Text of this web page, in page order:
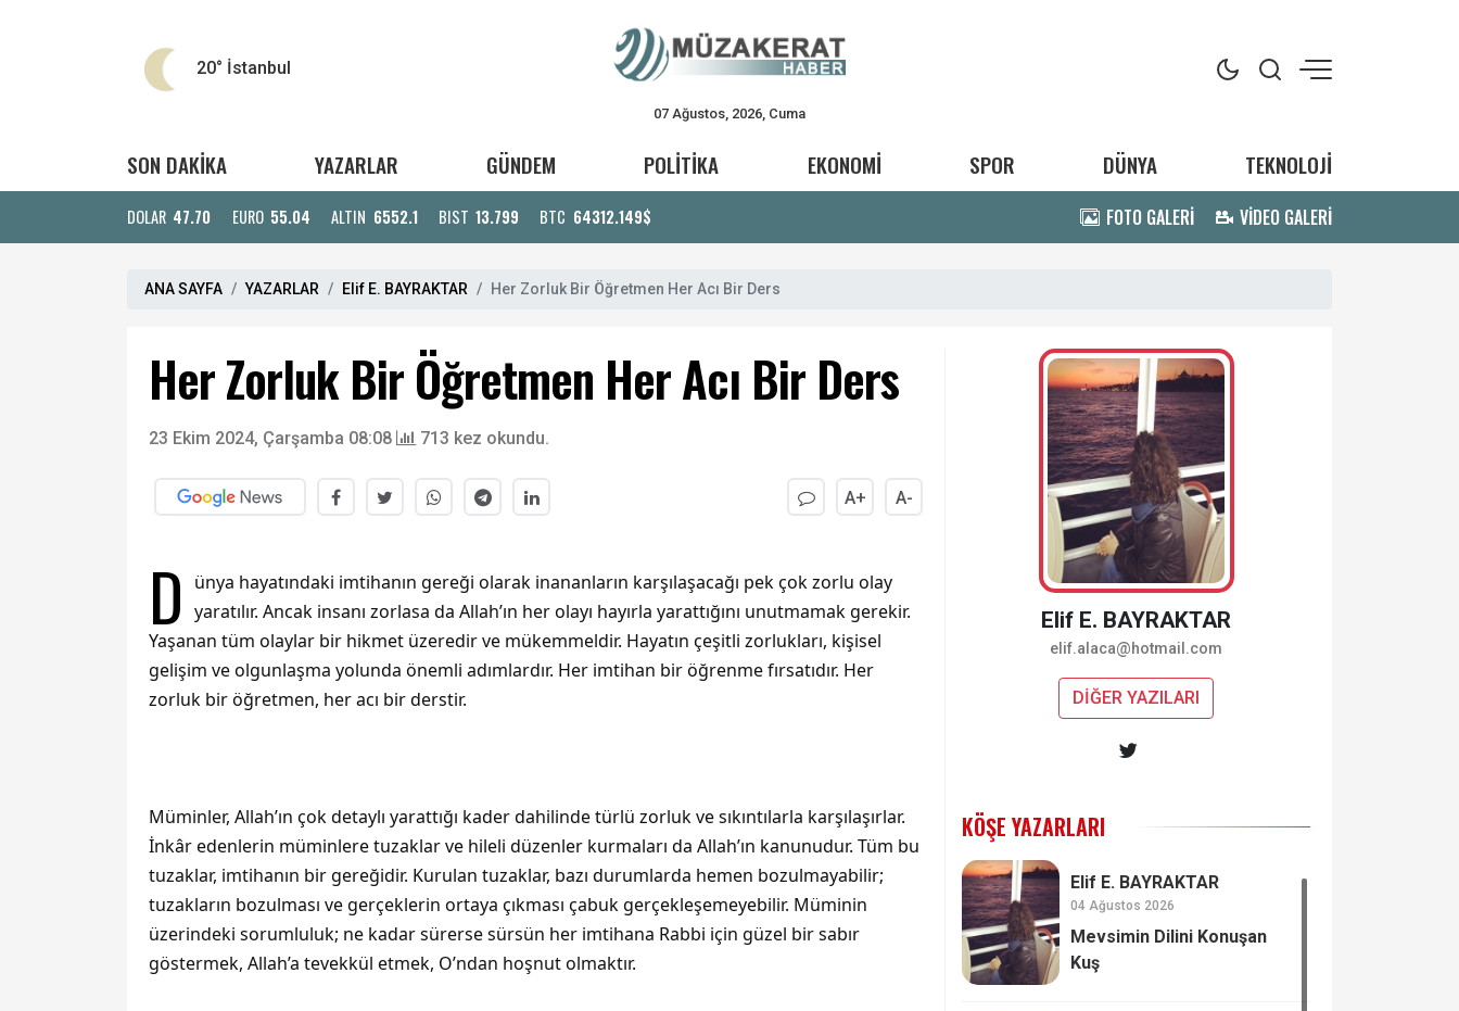
20° İstanbul
07 Ağustos, 2026, Cuma
SON DAKİKA YAZARLAR GÜNDEM POLİTİKA EKONOMİ SPOR DÜNYA TEKNOLOJİ
DOLAR 47.70 EURO 55.04 ALTIN 6552.1 BIST 13.799 BTC 64312.149$ FOTO GALERİ VİDEO GALERİ
ANA SAYFA YAZARLAR Elif E. BAYRAKTAR Her Zorluk Bir Öğretmen Her Acı Bir Ders
Her Zorluk Bir Öğretmen Her Acı Bir Ders
23 Ekim 2024, Çarşamba 08:08 713 kez okundu.
A+ A-
D
ünya hayatındaki imtihanın gereği olarak inananların karşılaşacağı pek çok zorlu olay
yaratılır. Ancak insanı zorlasa da Allah’ın her olayı hayırla yarattığını unutmamak gerekir.
Yaşanan tüm olaylar bir hikmet üzeredir ve mükemmeldir. Hayatın çeşitli zorlukları, kişisel
gelişim ve olgunlaşma yolunda önemli adımlardır. Her imtihan bir öğrenme fırsatıdır. Her
zorluk bir öğretmen, her acı bir derstir.
Müminler, Allah’ın çok detaylı yarattığı kader dahilinde türlü zorluk ve sıkıntılarla karşılaşırlar.
İnkâr edenlerin müminlere tuzaklar ve hileli düzenler kurmaları da Allah’ın kanunudur. Tüm bu
tuzaklar, imtihanın bir gereğidir. Kurulan tuzaklar, bazı durumlarda hemen bozulmayabilir;
tuzakların bozulması ve gerçeklerin ortaya çıkması çabuk gerçekleşemeyebilir. Müminin
üzerindeki sorumluluk; ne kadar sürerse sürsün her imtihana Rabbi için güzel bir sabır
göstermek, Allah’a tevekkül etmek, O’ndan hoşnut olmaktır.
Elif E. BAYRAKTAR
elif.alaca@hotmail.com
DİĞER YAZILARI
KÖŞE YAZARLARI
Elif E. BAYRAKTAR
04 Ağustos 2026
Mevsimin Dilini Konuşan
Kuş